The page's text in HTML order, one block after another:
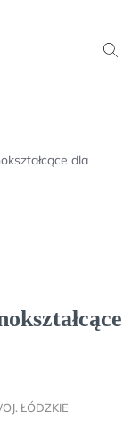
dla
ŁÓDZKIE